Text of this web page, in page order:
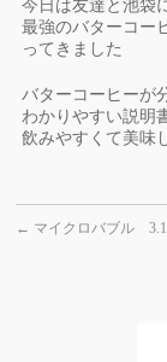
今日は友達と池袋
最強のバターコー
ってきました
バターコーヒーが
わかりやすい説明
飲みやすくて美味
← マイクロバブル